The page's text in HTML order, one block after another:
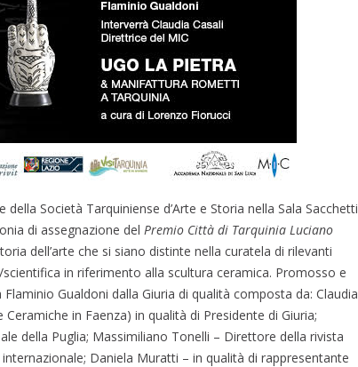
Società Tarquiniense d’Arte e Storia nella Sala Sacchetti
di assegnazione del Premio Città di Tarquinia Luciano
dell’arte che si siano distinte nella curatela di rilevanti
in riferimento alla scultura ceramica. Promosso e
Gualdoni dalla Giuria di qualità composta da: Claudia
in Faenza) in qualità di Presidente di Giuria;
della Puglia; Massimiliano Tonelli – Direttore della rivista
Daniela Muratti – in qualità di rappresentante